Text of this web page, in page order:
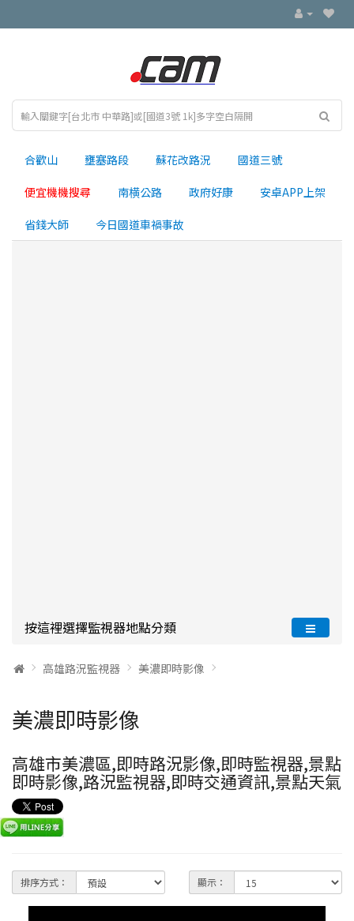
合歡山 壅塞路段 蘇花改路況 國道三號
便宜機機搜尋 南横公路 政府好康 安卓APP上架
省錢大師 今日國道車禍事故
按這裡選擇監視器地點分類
高雄路況監視器 美濃即時影像
美濃即時影像
高雄市美濃區,即時路況影像,即時監視器,景點
即時影像,路況監視器,即時交通資訊,景點天氣
排序方式： 顯示：